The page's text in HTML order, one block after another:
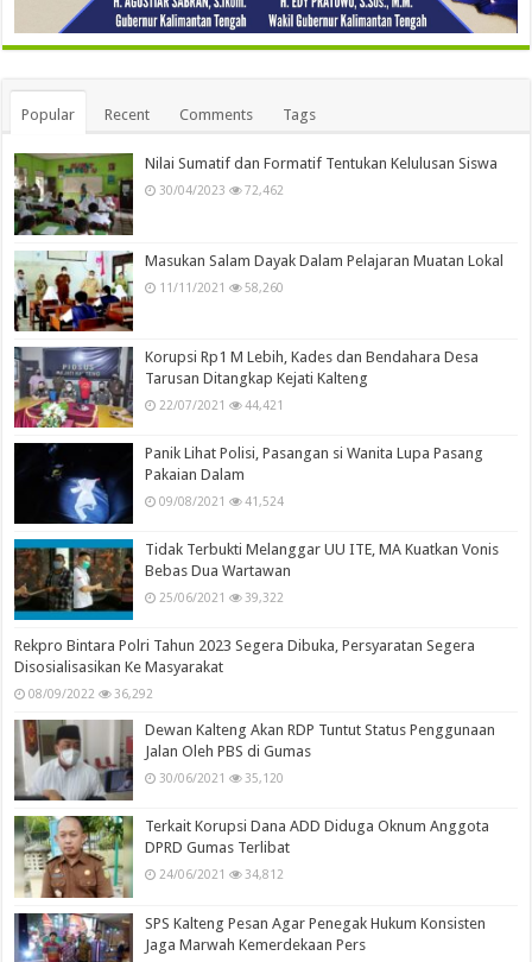
Popular Recent Comments Tags
Nilai Sumatif dan Formatif Tentukan Kelulusan Siswa
30/04/2023 72,462
Masukan Salam Dayak Dalam Pelajaran Muatan Lokal
11/11/2021 58,260
Korupsi Rp1 M Lebih, Kades dan Bendahara Desa
Tarusan Ditangkap Kejati Kalteng
22/07/2021 44,421
Panik Lihat Polisi, Pasangan si Wanita Lupa Pasang
Pakaian Dalam
09/08/2021 41,524
Tidak Terbukti Melanggar UU ITE, MA Kuatkan Vonis
Bebas Dua Wartawan
25/06/2021 39,322
Rekpro Bintara Polri Tahun 2023 Segera Dibuka, Persyaratan Segera
Disosialisasikan Ke Masyarakat
08/09/2022 36,292
Dewan Kalteng Akan RDP Tuntut Status Penggunaan
Jalan Oleh PBS di Gumas
30/06/2021 35,120
Terkait Korupsi Dana ADD Diduga Oknum Anggota
DPRD Gumas Terlibat
24/06/2021 34,812
SPS Kalteng Pesan Agar Penegak Hukum Konsisten
Jaga Marwah Kemerdekaan Pers